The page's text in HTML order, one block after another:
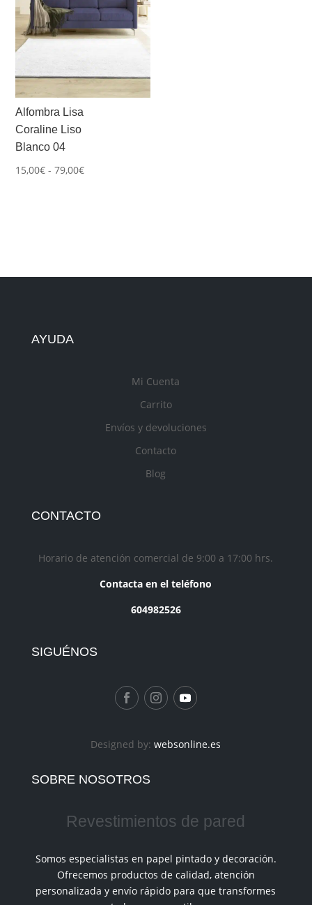
Alfombra Lisa
Coraline Liso
Blanco 04
15,00€ - 79,00€Rango
79,00€
AYUDA
Mi Cuenta
Carrito
Envíos y devoluciones
Contacto
Blog
CONTACTO
Horario de atención comercial de 9:00 a 17:00 hrs.
Contacta en el teléfono
604982526
SIGUÉNOS
Designed by:websonline.es
SOBRE NOSOTROS
Revestimientos de pared
Somos especialistas en papel pintado y decoración.
Ofrecemos productos de calidad, atención
personalizada y envío rápido para que transformes